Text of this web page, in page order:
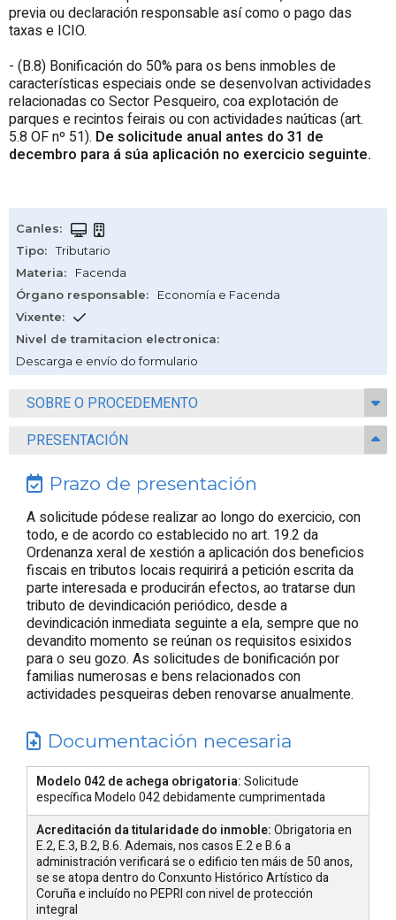
previa ou declaración responsable así como o pago das
taxas e ICIO.
- (B.8) Bonificación do 50% para os bens inmobles de
características especiais onde se desenvolvan actividades
relacionadas co Sector Pesqueiro, coa explotación de
parques e recintos feirais ou con actividades naúticas (art.
5.8 OF nº 51). De solicitude anual antes do 31 de
decembro para á súa aplicación no exercicio seguinte.
Canles:
Tipo:
Tributario
Materia:
Facenda
Órgano responsable:
Economía e Facenda
Vixente:
Nivel de tramitacion electronica:
Descarga e envío do formulario
SOBRE O PROCEDEMENTO
PRESENTACIÓN
Prazo de presentación
A solicitude pódese realizar ao longo do exercicio, con
todo, e de acordo co establecido no art. 19.2 da
Ordenanza xeral de xestión a aplicación dos beneficios
fiscais en tributos locais requirirá a petición escrita da
parte interesada e producirán efectos, ao tratarse dun
tributo de devindicación periódico, desde a
devindicación inmediata seguinte a ela, sempre que no
devandito momento se reúnan os requisitos esixidos
para o seu gozo. As solicitudes de bonificación por
familias numerosas e bens relacionados con
actividades pesqueiras deben renovarse anualmente.
Documentación necesaria
Modelo 042 de achega obrigatoria:Solicitude
específica Modelo 042 debidamente cumprimentada
Acreditación da titularidade do inmoble:Obrigatoria en
E.2, E.3, B.2, B.6. Ademais, nos casos E.2 e B.6 a
administración verificará se o edificio ten máis de 50 anos,
se se atopa dentro do Conxunto Histórico Artístico da
Coruña e incluído no PEPRI con nivel de protección
integral